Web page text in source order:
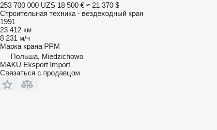
253 700 000 UZS 18 500 € ≈ 21 370 $
Строительная техника - вездеходный кран
1991
23 412 км
8 231 м/ч
Марка крана PPM
Польша, Miedzichowo
MAKU Eksport Import
Связаться с продавцом